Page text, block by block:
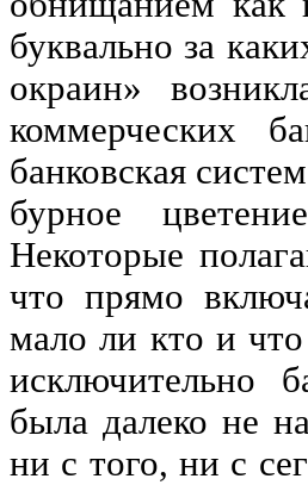
буквально за
окраин»
коммерческих
банковская
бурное
Некоторые
что прямо
мало ли кто и
исключительно
была далеко не
ни с того, ни с